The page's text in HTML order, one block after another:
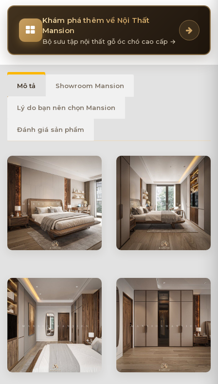
Khám phá thêm về Nội Thất
Mansion
Bộ sưu tập nội thất gỗ óc chó cao cấp →
Mô tả Showroom Mansion
Lý do bạn nên chọn Mansion
Đánh giá sản phẩm